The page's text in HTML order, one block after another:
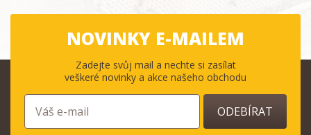
NOVINKY E-MAILEM
Zadejte svůj mail a nechte si zasílat
veškeré novinky a akce našeho obchodu
ODEBÍRAT